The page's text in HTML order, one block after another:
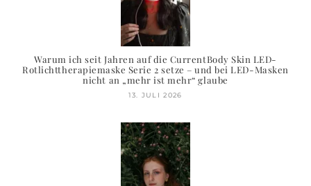
Warum ich seit Jahren auf die CurrentBody Skin LED-
Rotlichttherapiemaske Serie 2 setze – und bei LED-Masken
nicht an „mehr ist mehr“ glaube
13. JULI 2026